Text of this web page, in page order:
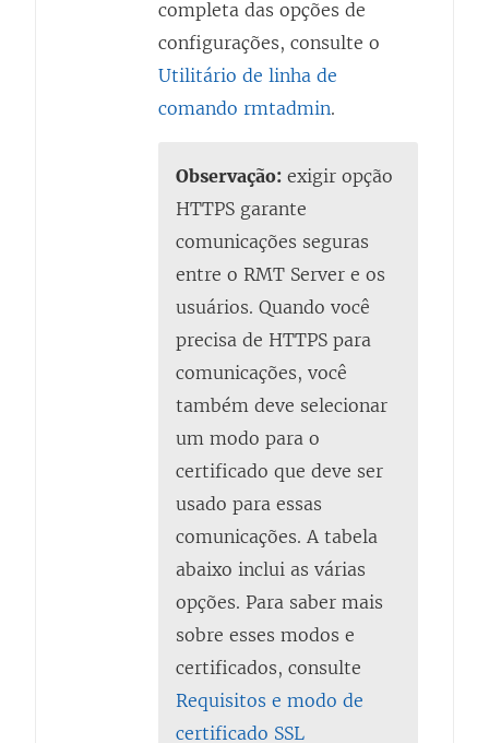
completa das opções de
configurações, consulte o
Utilitário de linha de
comando rmtadmin.
Observação: exigir opção
HTTPS garante
comunicações seguras
entre o RMT Server e os
usuários. Quando você
precisa de HTTPS para
comunicações, você
também deve selecionar
um modo para o
certificado que deve ser
usado para essas
comunicações. A tabela
abaixo inclui as várias
opções. Para saber mais
sobre esses modos e
certificados, consulte
Requisitos e modo de
certificado SSL